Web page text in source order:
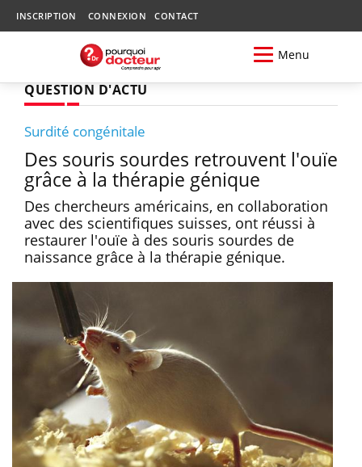
INSCRIPTION CONNEXION CONTACT
Menu
QUESTION D'ACTU
Surdité congénitale
Des souris sourdes retrouvent l'ouïe
grâce à la thérapie génique
Des chercheurs américains, en collaboration
avec des scientifiques suisses, ont réussi à
restaurer l'ouïe à des souris sourdes de
naissance grâce à la thérapie génique.